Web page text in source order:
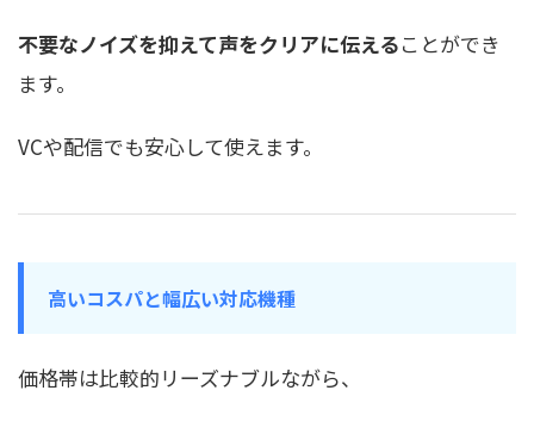
不要なノイズを抑えて声をクリアに伝えることができ
ます。
VCや配信でも安心して使えます。
高いコスパと幅広い対応機種
価格帯は比較的リーズナブルながら、